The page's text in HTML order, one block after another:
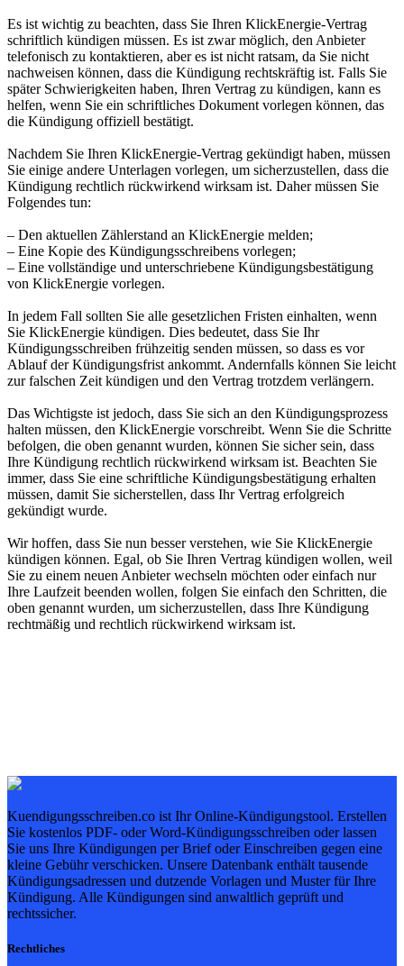
Es ist wichtig zu beachten, dass Sie Ihren KlickEnergie-Vertrag
schriftlich kündigen müssen. Es ist zwar möglich, den Anbieter
telefonisch zu kontaktieren, aber es ist nicht ratsam, da Sie nicht
nachweisen können, dass die Kündigung rechtskräftig ist. Falls Sie
später Schwierigkeiten haben, Ihren Vertrag zu kündigen, kann es
helfen, wenn Sie ein schriftliches Dokument vorlegen können, das
die Kündigung offiziell bestätigt.
Nachdem Sie Ihren KlickEnergie-Vertrag gekündigt haben, müssen
Sie einige andere Unterlagen vorlegen, um sicherzustellen, dass die
Kündigung rechtlich rückwirkend wirksam ist. Daher müssen Sie
Folgendes tun:
– Den aktuellen Zählerstand an KlickEnergie melden;
– Eine Kopie des Kündigungsschreibens vorlegen;
– Eine vollständige und unterschriebene Kündigungsbestätigung
von KlickEnergie vorlegen.
In jedem Fall sollten Sie alle gesetzlichen Fristen einhalten, wenn
Sie KlickEnergie kündigen. Dies bedeutet, dass Sie Ihr
Kündigungsschreiben frühzeitig senden müssen, so dass es vor
Ablauf der Kündigungsfrist ankommt. Andernfalls können Sie leicht
zur falschen Zeit kündigen und den Vertrag trotzdem verlängern.
Das Wichtigste ist jedoch, dass Sie sich an den Kündigungsprozess
halten müssen, den KlickEnergie vorschreibt. Wenn Sie die Schritte
befolgen, die oben genannt wurden, können Sie sicher sein, dass
Ihre Kündigung rechtlich rückwirkend wirksam ist. Beachten Sie
immer, dass Sie eine schriftliche Kündigungsbestätigung erhalten
müssen, damit Sie sicherstellen, dass Ihr Vertrag erfolgreich
gekündigt wurde.
Wir hoffen, dass Sie nun besser verstehen, wie Sie KlickEnergie
kündigen können. Egal, ob Sie Ihren Vertrag kündigen wollen, weil
Sie zu einem neuen Anbieter wechseln möchten oder einfach nur
Ihre Laufzeit beenden wollen, folgen Sie einfach den Schritten, die
oben genannt wurden, um sicherzustellen, dass Ihre Kündigung
rechtmäßig und rechtlich rückwirkend wirksam ist.
Kuendigungsschreiben.co ist Ihr Online-Kündigungstool. Erstellen
Sie kostenlos PDF- oder Word-Kündigungsschreiben oder lassen
Sie uns Ihre Kündigungen per Brief oder Einschreiben gegen eine
kleine Gebühr verschicken. Unsere Datenbank enthält tausende
Kündigungsadressen und dutzende Vorlagen und Muster für Ihre
Kündigung. Alle Kündigungen sind anwaltlich geprüft und
rechtssicher.
Rechtliches